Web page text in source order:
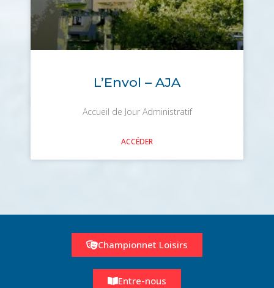
L’Envol – AJA
Accueil de Jour Administratif
ACCÉDER
Championnet Loisirs
Entre-nous